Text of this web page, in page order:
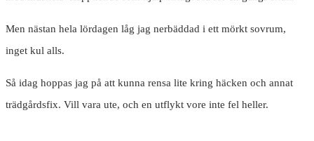
Men nästan hela lördagen låg jag nerbäddad i ett mörkt sovrum,
inget kul alls.
Så idag hoppas jag på att kunna rensa lite kring häcken och annat
trädgårdsfix. Vill vara ute, och en utflykt vore inte fel heller.